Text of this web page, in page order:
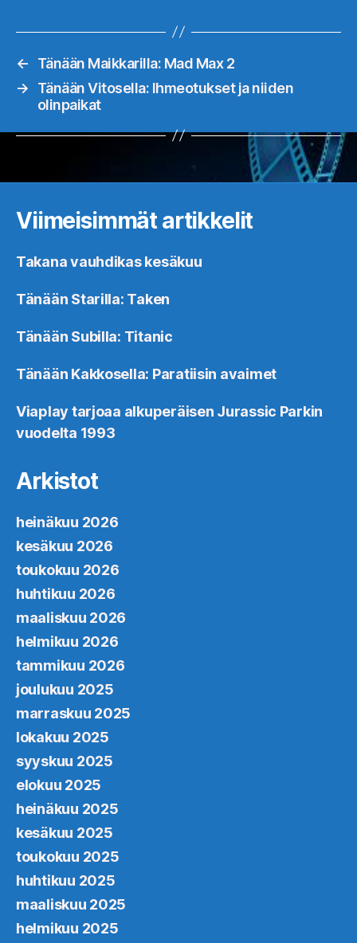
←
Tänään Maikkarilla: Mad Max 2
→
Tänään Vitosella: Ihmeotukset ja niiden
olinpaikat
Viimeisimmät artikkelit
Takana vauhdikas kesäkuu
Tänään Starilla: Taken
Tänään Subilla: Titanic
Tänään Kakkosella: Paratiisin avaimet
Viaplay tarjoaa alkuperäisen Jurassic Parkin
vuodelta 1993
Arkistot
heinäkuu 2026
kesäkuu 2026
toukokuu 2026
huhtikuu 2026
maaliskuu 2026
helmikuu 2026
tammikuu 2026
joulukuu 2025
marraskuu 2025
lokakuu 2025
syyskuu 2025
elokuu 2025
heinäkuu 2025
kesäkuu 2025
toukokuu 2025
huhtikuu 2025
maaliskuu 2025
helmikuu 2025